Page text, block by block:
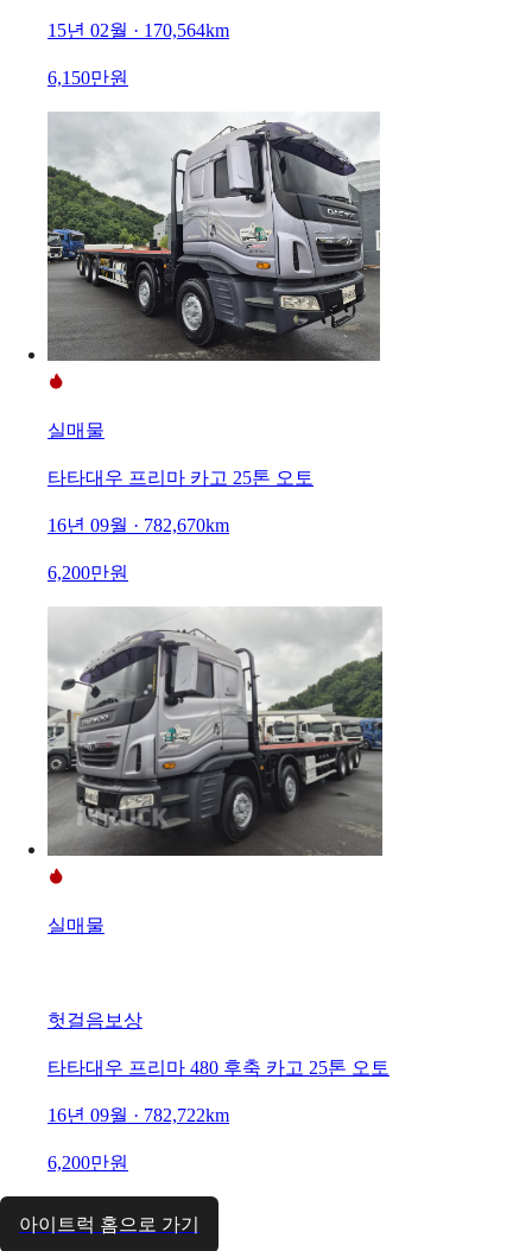
15년 02월 · 170,564km
6,150만원
실매물
타타대우 프리마 카고 25톤 오토
16년 09월 · 782,670km
6,200만원
실매물
헛걸음보상
타타대우 프리마 480 후축 카고 25톤 오토
16년 09월 · 782,722km
6,200만원
아이트럭 홈으로 가기